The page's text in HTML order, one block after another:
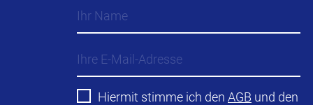
Hiermit stimme ich den AGB und den